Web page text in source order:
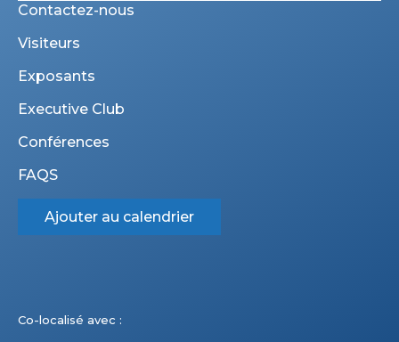
Contactez-nous
Visiteurs
Exposants
Executive Club
Conférences
FAQS
Ajouter au calendrier
Co-localisé avec :